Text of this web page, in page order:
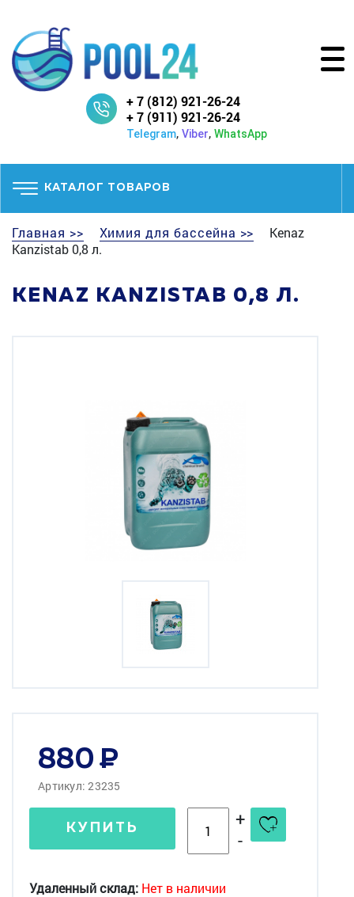
+ 7 (812) 921-26-24
+ 7 (911) 921-26-24
Telegram, Viber, WhatsApp
КАТАЛОГ ТОВАРОВ
Главная >> Химия для бассейна >>
Kenaz
Kanzistab 0,8 л.
KENAZ KANZISTAB 0,8 Л.
880
Артикул: 23235
КУПИТЬ
+
-
Удаленный склад: Нет в наличии